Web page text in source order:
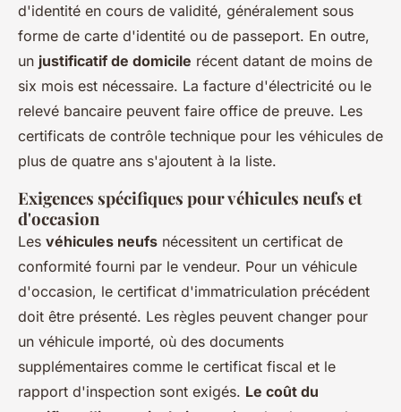
d'identité en cours de validité, généralement sous
forme de carte d'identité ou de passeport. En outre,
un justificatif de domicile récent datant de moins de
six mois est nécessaire. La facture d'électricité ou le
relevé bancaire peuvent faire office de preuve. Les
certificats de contrôle technique pour les véhicules de
plus de quatre ans s'ajoutent à la liste.
Exigences spécifiques pour véhicules neufs et
d'occasion
Les véhicules neufs nécessitent un certificat de
conformité fourni par le vendeur. Pour un véhicule
d'occasion, le certificat d'immatriculation précédent
doit être présenté. Les règles peuvent changer pour
un véhicule importé, où des documents
supplémentaires comme le certificat fiscal et le
rapport d'inspection sont exigés. Le coût du